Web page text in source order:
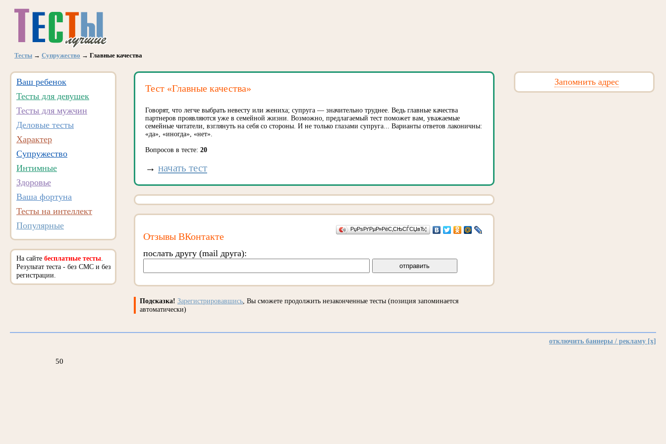
Тесты → Супружество → Главные качества
Тест «Главные качества»
Говорят, что легче выбрать невесту или жениха; супруга — значительно труднее. Ведь главные качества
партнеров проявляются уже в семейной жизни. Возможно, предлагаемый тест поможет вам, уважаемые
семейные читатели, взглянуть на себя со стороны. И не только глазами супруга... Варианты ответов лаконичны:
«да», «иногда», «нет».
Вопросов в тесте: 20
→ начать тест
РџРѕРґРµР»РёС‚СЊСЃСЏвЂ¦
Отзывы ВКонтакте
послать другу (mail друга):
Подсказка! Зарегистрировавшись, Вы сможете продолжить незаконченные тесты (позиция запоминается
автоматически)
Ваш ребенок
Тесты для девушек
Тесты для мужчин
Деловые тесты
Характер
Супружество
Интимные
Здоровье
Ваша фортуна
Тесты на интеллект
Популярные
На сайте бесплатные тесты
Результат теста - без СМС и без
регистрации.
Запомнить адрес
отключить баннеры / рекламу [x]
50